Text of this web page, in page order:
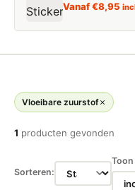
Vanaf€8,95
Vloeibare zuurstof
1 producten gevonden
Sorteren: